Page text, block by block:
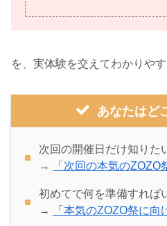
を、実体験を交えてわかりやす
あなたはど
次回の開催日だけ知りた
→
「次回の本気のZOZO
初めてで何を準備すれば
→
「本気のZOZO祭に